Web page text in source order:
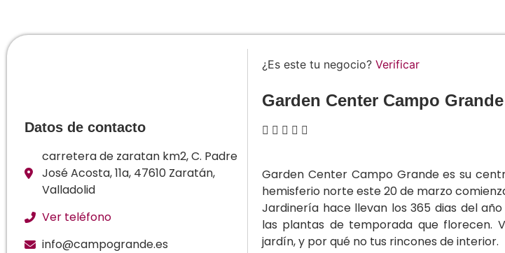
Datos de contacto
carretera de zaratan km2, C. Padre
José Acosta, 11a, 47610 Zaratán,
Valladolid
Ver teléfono
info@campogrande.es
¿Es este tu negocio? Verificar
Garden Center Campo Grande
    
Garden Center Campo Grande es su
hemisferio norte este 20 de marzo
Jardinería hace llevan los 365 dias del
las plantas de temporada que florecen.
jardín, y por qué no tus rincones de interior.